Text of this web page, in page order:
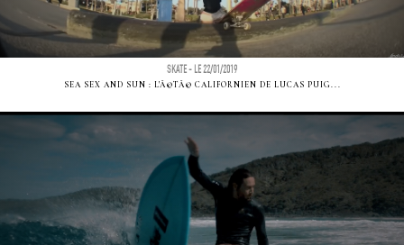
SKATE - LE 22/01/2019
SEA SEX AND SUN : L'Ã©TÃ© CALIFORNIEN DE LUCAS PUIG...